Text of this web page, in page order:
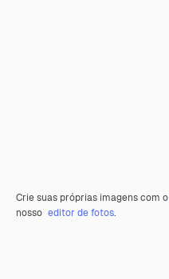
Crie suas próprias imagens com o
nosso editor de fotos.